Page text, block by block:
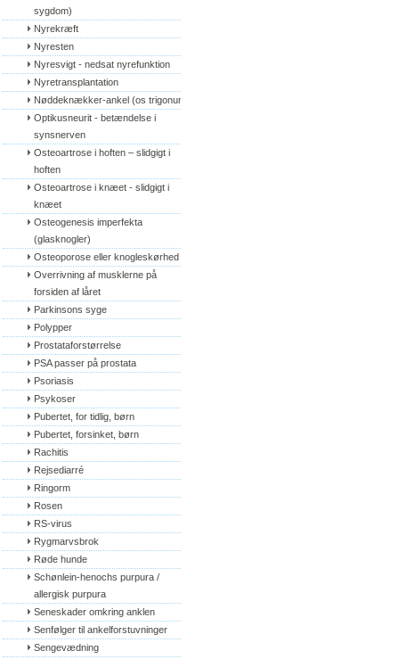
sygdom)
Nyrekræft
Nyresten
Nyresvigt - nedsat nyrefunktion
Nyretransplantation
Nøddeknækker-ankel (os trigonum)
Optikusneurit - betændelse i
synsnerven
Osteoartrose i hoften – slidgigt i
hoften
Osteoartrose i knæet - slidgigt i
knæet
Osteogenesis imperfekta
(glasknogler)
Osteoporose eller knogleskørhed
Overrivning af musklerne på
forsiden af låret
Parkinsons syge
Polypper
Prostataforstørrelse
PSA passer på prostata
Psoriasis
Psykoser
Pubertet, for tidlig, børn
Pubertet, forsinket, børn
Rachitis
Rejsediarré
Ringorm
Rosen
RS-virus
Rygmarvsbrok
Røde hunde
Schønlein-henochs purpura /
allergisk purpura
Seneskader omkring anklen
Senfølger til ankelforstuvninger
Sengevædning